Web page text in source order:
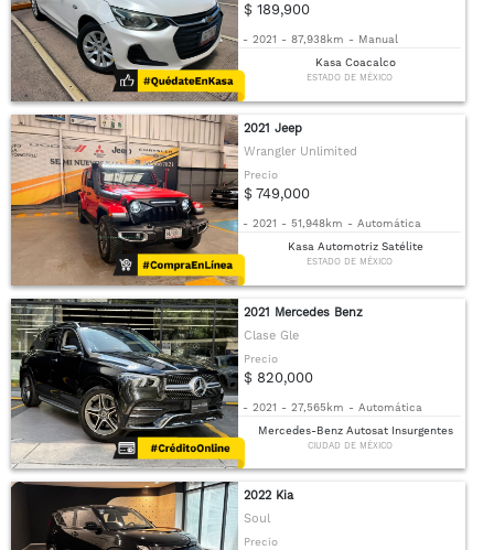
$ 189,900
- 2021 - 87,938km - Manual
Kasa Coacalco
ESTADO DE MÉXICO
2021 Jeep
Wrangler Unlimited
Precio
$ 749,000
- 2021 - 51,948km - Automática
Kasa Automotriz Satélite
ESTADO DE MÉXICO
2021 Mercedes Benz
Clase Gle
Precio
$ 820,000
- 2021 - 27,565km - Automática
Mercedes-Benz Autosat Insurgentes
CIUDAD DE MÉXICO
2022 Kia
Soul
Precio